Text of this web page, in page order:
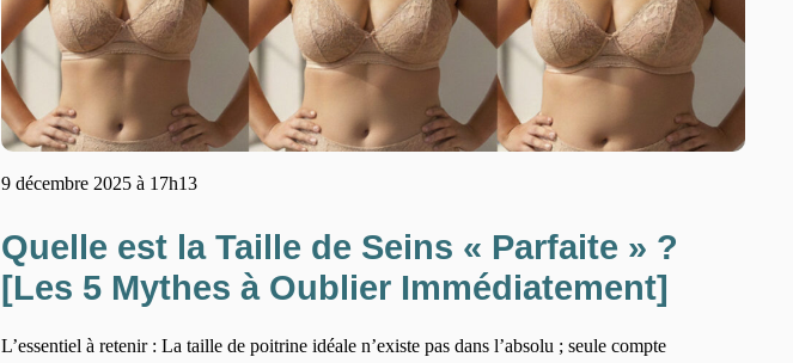
9 décembre 2025 à 17h13
Quelle est la Taille de Seins « Parfaite » ?
[Les 5 Mythes à Oublier Immédiatement]
L’essentiel à retenir : La taille de poitrine idéale n’existe pas dans l’absolu ; seule compte